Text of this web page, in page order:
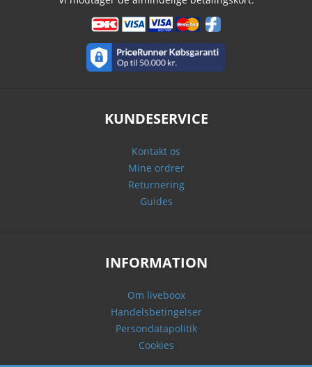
KUNDESERVICE
Kontakt os
Mine ordrer
Returnering
Guides
INFORMATION
Om liveboox
Handelsbetingelser
Persondatapolitik
Cookies